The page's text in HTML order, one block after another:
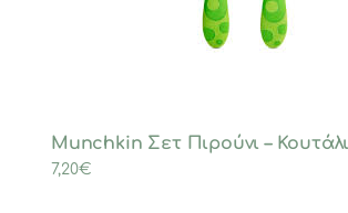
Munchkin Σετ Πιρούνι – Κουτάλι
7,20€